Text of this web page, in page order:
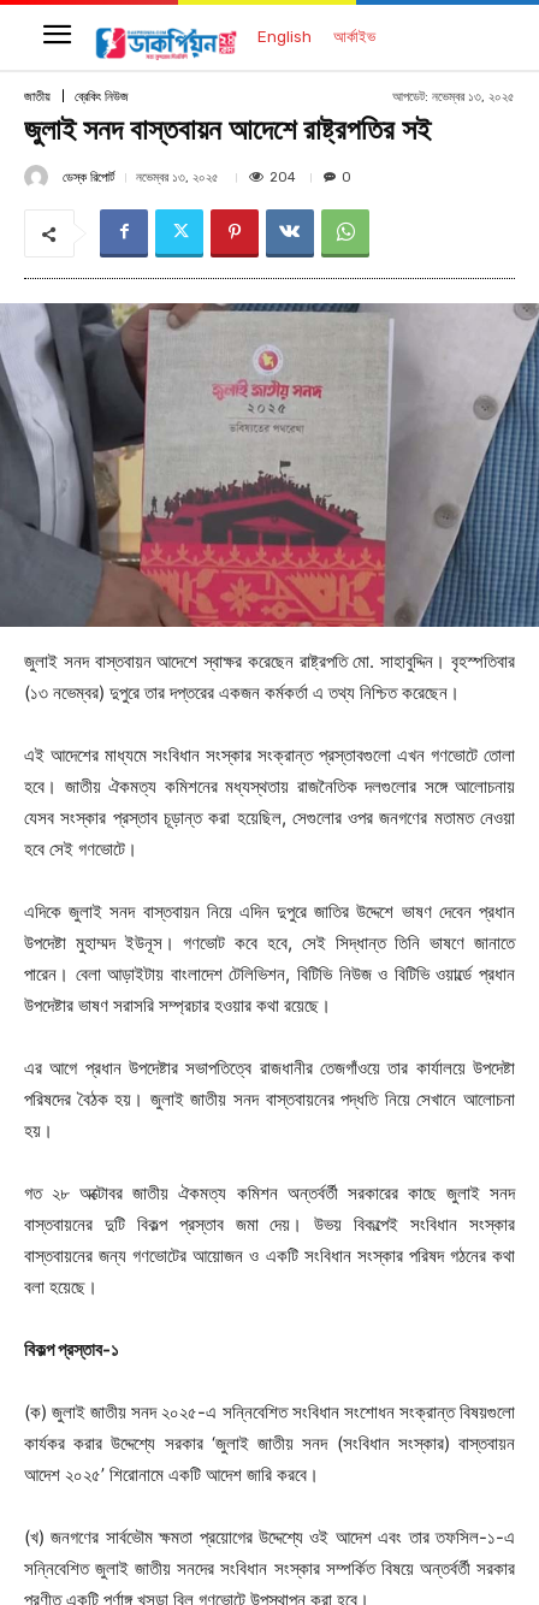
English আর্কাইভ
জাতীয় ব্রেকিং নিউজ আপডেট: নভেম্বর ১৩, ২০২৫
জুলাই সনদ বাস্তবায়ন আদেশে রাষ্ট্রপতির সই
ডেস্ক রিপোর্ট নভেম্বর ১৩, ২০২৫ 204 0
জুলাই সনদ বাস্তবায়ন আদেশে স্বাক্ষর করেছেন রাষ্ট্রপতি মো. সাহাবুদ্দিন। বৃহস্পতিবার
(১৩ নভেম্বর) দুপুরে তার দপ্তরের একজন কর্মকর্তা এ তথ্য নিশ্চিত করেছেন।
এই আদেশের মাধ্যমে সংবিধান সংস্কার সংক্রান্ত প্রস্তাবগুলো এখন গণভোটে তোলা
হবে। জাতীয় ঐকমত্য কমিশনের মধ্যস্থতায় রাজনৈতিক দলগুলোর সঙ্গে আলোচনায়
যেসব সংস্কার প্রস্তাব চূড়ান্ত করা হয়েছিল, সেগুলোর ওপর জনগণের মতামত নেওয়া
হবে সেই গণভোটে।
এদিকে জুলাই সনদ বাস্তবায়ন নিয়ে এদিন দুপুরে জাতির উদ্দেশে ভাষণ দেবেন প্রধান
উপদেষ্টা মুহাম্মদ ইউনূস। গণভোট কবে হবে, সেই সিদ্ধান্ত তিনি ভাষণে জানাতে
পারেন। বেলা আড়াইটায় বাংলাদেশ টেলিভিশন, বিটিভি নিউজ ও বিটিভি ওয়ার্ল্ডে প্রধান
উপদেষ্টার ভাষণ সরাসরি সম্প্রচার হওয়ার কথা রয়েছে।
এর আগে প্রধান উপদেষ্টার সভাপতিত্বে রাজধানীর তেজগাঁওয়ে তার কার্যালয়ে উপদেষ্টা
পরিষদের বৈঠক হয়। জুলাই জাতীয় সনদ বাস্তবায়নের পদ্ধতি নিয়ে সেখানে আলোচনা
হয়।
গত ২৮ অক্টোবর জাতীয় ঐকমত্য কমিশন অন্তর্বর্তী সরকারের কাছে জুলাই সনদ
বাস্তবায়নের দুটি বিকল্প প্রস্তাব জমা দেয়। উভয় বিকল্পেই সংবিধান সংস্কার
বাস্তবায়নের জন্য গণভোটের আয়োজন ও একটি সংবিধান সংস্কার পরিষদ গঠনের কথা
বলা হয়েছে।
বিকল্প প্রস্তাব-১
(ক) জুলাই জাতীয় সনদ ২০২৫-এ সন্নিবেশিত সংবিধান সংশোধন সংক্রান্ত বিষয়গুলো
কার্যকর করার উদ্দেশ্যে সরকার ‘জুলাই জাতীয় সনদ (সংবিধান সংস্কার) বাস্তবায়ন
আদেশ ২০২৫’ শিরোনামে একটি আদেশ জারি করবে।
(খ) জনগণের সার্বভৌম ক্ষমতা প্রয়োগের উদ্দেশ্যে ওই আদেশ এবং তার তফসিল-১-এ
সন্নিবেশিত জুলাই জাতীয় সনদের সংবিধান সংস্কার সম্পর্কিত বিষয়ে অন্তর্বর্তী সরকার
প্রণীত একটি পূর্ণাঙ্গ খসড়া বিল গণভোটে উপস্থাপন করা হবে।